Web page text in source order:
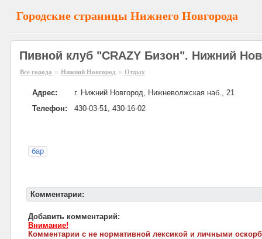
Городские страницы Нижнего Новгорода
Пивной клуб "CRAZY Бизон". Нижний
Все города » Нижний Новгород » Отдых
Адрес:
г. Нижний Новгород, Нижневолжская наб., 21
Телефон:
430-03-51, 430-16-02
бар
Комментарии:
Добавить комментарий:
Внимание!
Комментарии с не нормативной лексикой и личными